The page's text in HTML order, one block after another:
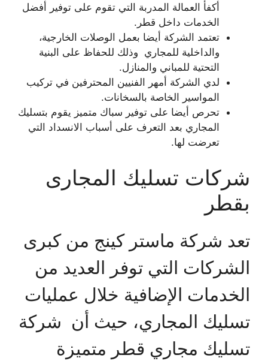
أكفأ العمالة المدربة التي تقوم على توفير أفضل
الخدمات داخل قطر.
تعتمد الشركة أيضا بعمل الوصلات الخارجية،
والداخلية للمجاري وذلك للحفاظ على البنية
التحتية للمباني والمنازل.
لدي الشركة أمهر الفنيين المحترفين في تركيب
المواسير الخاصة بالسخانات.
تحرص أيضا على توفير سباك متميز يقوم بتسليك
المجاري بعد التعرف على أسباب الانسداد التي
تعرضت لها.
شركات تسليك المجارى
بقطر
تعد شركة ماستر كينج من كبرى
الشركات التي توفر العديد من
الخدمات الإضافية خلال عمليات
تسليك المجاري، حيث أن شركة
تسليك مجاري قطر متميزة